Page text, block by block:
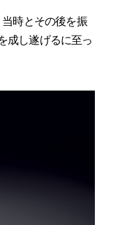
時とその後を振
成し遂げるに至っ